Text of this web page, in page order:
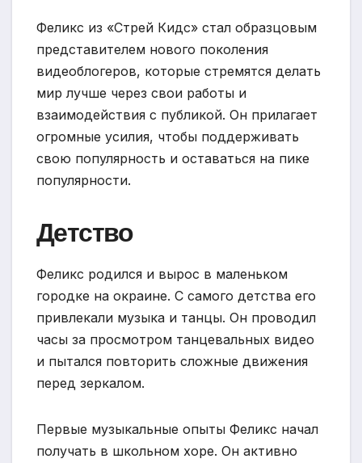
Феликс из «Стрей Кидс» стал образцовым
представителем нового поколения
видеоблогеров, которые стремятся делать
мир лучше через свои работы и
взаимодействия с публикой. Он прилагает
огромные усилия, чтобы поддерживать
свою популярность и оставаться на пике
популярности.
Детство
Феликс родился и вырос в маленьком
городке на окраине. С самого детства его
привлекали музыка и танцы. Он проводил
часы за просмотром танцевальных видео
и пытался повторить сложные движения
перед зеркалом.
Первые музыкальные опыты Феликс начал
получать в школьном хоре. Он активно